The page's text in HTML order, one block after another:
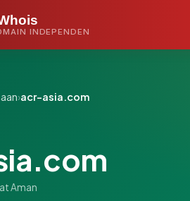
INDEPENDEN
›acr-asia.com
Aman